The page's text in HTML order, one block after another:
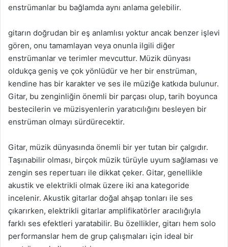
enstrümanlar bu bağlamda aynı anlama gelebilir.
gitarın doğrudan bir eş anlamlısı yoktur ancak benzer işlevi
gören, onu tamamlayan veya onunla ilgili diğer
enstrümanlar ve terimler mevcuttur. Müzik dünyası
oldukça geniş ve çok yönlüdür ve her bir enstrüman,
kendine has bir karakter ve ses ile müziğe katkıda bulunur.
Gitar, bu zenginliğin önemli bir parçası olup, tarih boyunca
bestecilerin ve müzisyenlerin yaratıcılığını besleyen bir
enstrüman olmayı sürdürecektir.
Gitar, müzik dünyasında önemli bir yer tutan bir çalgıdır.
Taşınabilir olması, birçok müzik türüyle uyum sağlaması ve
zengin ses repertuarı ile dikkat çeker. Gitar, genellikle
akustik ve elektrikli olmak üzere iki ana kategoride
incelenir. Akustik gitarlar doğal ahşap tonları ile ses
çıkarırken, elektrikli gitarlar amplifikatörler aracılığıyla
farklı ses efektleri yaratabilir. Bu özellikler, gitarı hem solo
performanslar hem de grup çalışmaları için ideal bir